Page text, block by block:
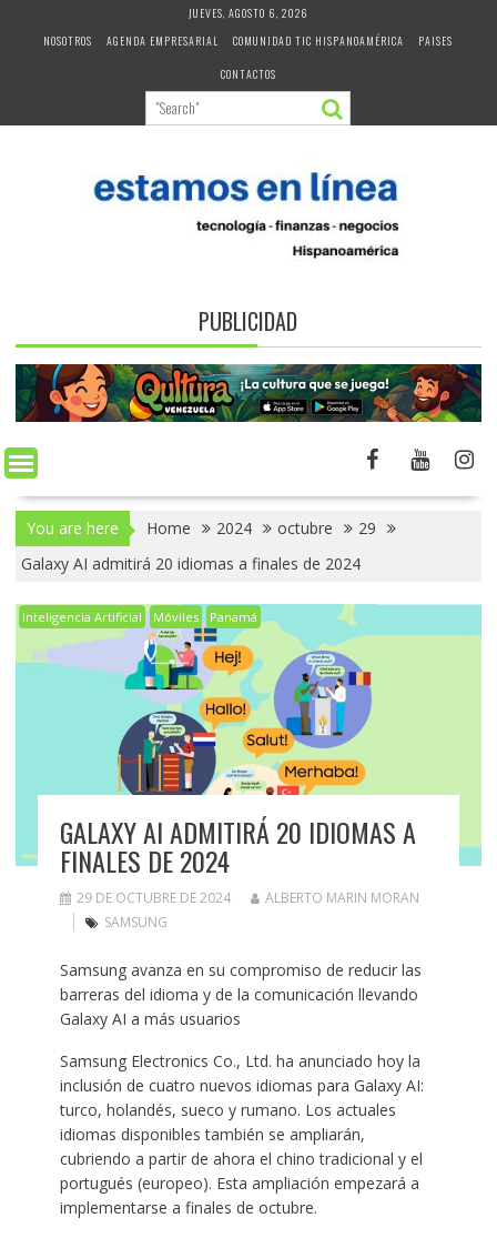
JUEVES, AGOSTO 6, 2026
NOSOTROS
AGENDA EMPRESARIAL COMUNIDAD TIC HISPANOAMÉRICA
PAISES
CONTACTOS
PUBLICIDAD
You are here Home 2024 octubre
29
Galaxy AI admitirá 20 idiomas a finales de 2024
Inteligencia Artificial Móviles Panamá
GALAXY AI ADMITIRÁ 20 IDIOMAS A
FINALES DE 2024
29 DE OCTUBRE DE 2024
ALBERTO MARIN MORAN
SAMSUNG
Samsung avanza en su compromiso de reducir las
barreras del idioma y de la comunicación llevando
Galaxy AI a más usuarios
Samsung Electronics Co., Ltd. ha anunciado hoy la
inclusión de cuatro nuevos idiomas para Galaxy AI:
turco, holandés, sueco y rumano. Los actuales
idiomas disponibles también se ampliarán,
cubriendo a partir de ahora el chino tradicional y el
portugués (europeo). Esta ampliación empezará a
implementarse a finales de octubre.